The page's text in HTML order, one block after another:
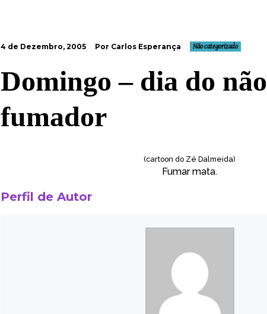
4 de Dezembro, 2005 Por Carlos Esperança Não categorizado
Domingo – dia do não
fumador
(cartoon do Zé Dalmeida)
Fumar mata.
Perfil de Autor